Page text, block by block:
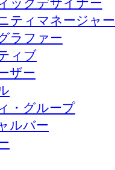
ックデザイナー
ティマネージャー
ラファー
ィブ
ザー
・グループ
ルバー